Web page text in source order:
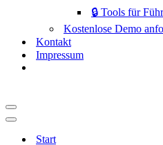
🔒 Tools für
Kostenlose Demo
Kontakt
Impressum
Start